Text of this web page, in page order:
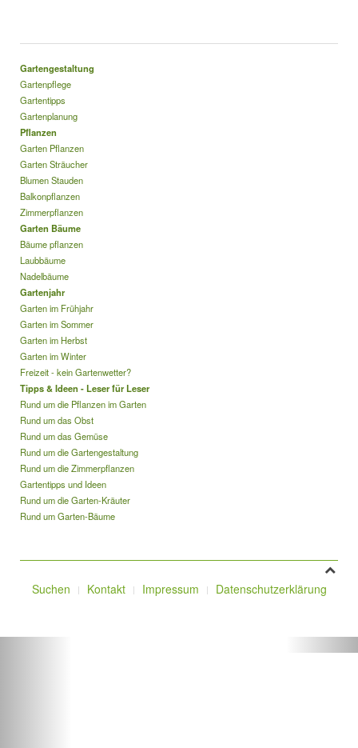
Gartengestaltung
Gartenpflege
Gartentipps
Gartenplanung
Pflanzen
Garten Pflanzen
Garten Sträucher
Blumen Stauden
Balkonpflanzen
Zimmerpflanzen
Garten Bäume
Bäume pflanzen
Laubbäume
Nadelbäume
Gartenjahr
Garten im Frühjahr
Garten im Sommer
Garten im Herbst
Garten im Winter
Freizeit - kein Gartenwetter?
Tipps & Ideen - Leser für Leser
Rund um die Pflanzen im Garten
Rund um das Obst
Rund um das Gemüse
Rund um die Gartengestaltung
Rund um die Zimmerpflanzen
Gartentipps und Ideen
Rund um die Garten-Kräuter
Rund um Garten-Bäume
Suchen Kontakt Impressum Datenschutzerklärung